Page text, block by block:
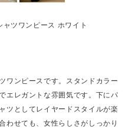
ツワンピース ホワイト
ワンピースです。スタンドカラー
エレガントな雰囲気です。下にパ
ツとしてレイヤードスタイルが楽
わせても、女性らしさがしっかり